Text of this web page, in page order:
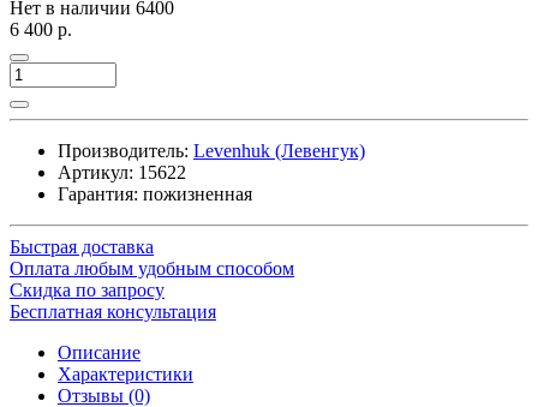
Нет в наличии 6400
6 400 р.
Производитель: Levenhuk (Левенгук)
Артикул: 15622
Гарантия: пожизненная
Быстрая доставка
Оплата любым удобным способом
Скидка по запросу
Бесплатная консультация
Описание
Характеристики
Отзывы (0)